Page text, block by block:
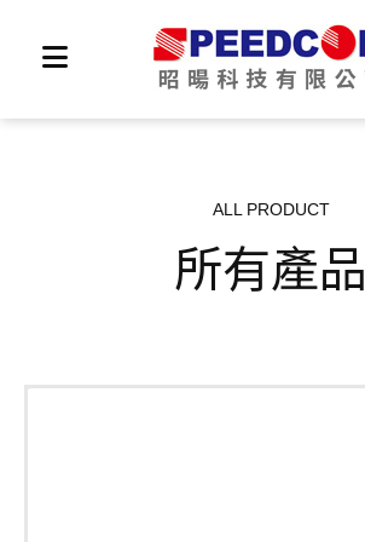
ALL PRODUCT
所有產品